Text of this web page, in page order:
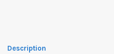
Description